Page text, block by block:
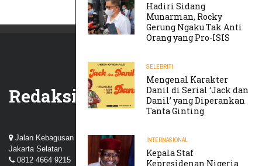
Hadiri Sidang
Munarman, Rocky
Gerung Ngaku Tak Anti
Orang yang Pro-ISIS
SELEBRITI
Mengenal Karakter
Danil di Serial ‘Jack dan
Danil’ yang Diperankan
Tanta Ginting
INTERNASIONAL
Kepala Staf
Kepresidenan Nigeria
Redaksi
Jalan Kebagusan III, Perum Nuansa Kebagusan, Pasar Minggu,
Jakarta Selatan
0812 4664 9215